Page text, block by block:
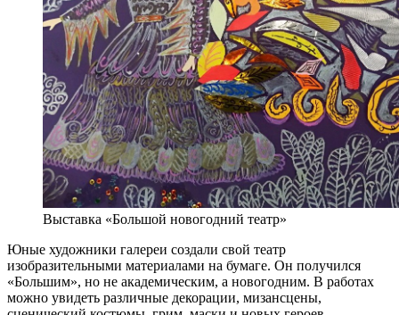
Выставка «Большой новогодний театр»
Юные художники галереи создали свой театр
изобразительными материалами на бумаге. Он получился
«Большим», но не академическим, а новогодним. В работах
можно увидеть различные декорации, мизансцены,